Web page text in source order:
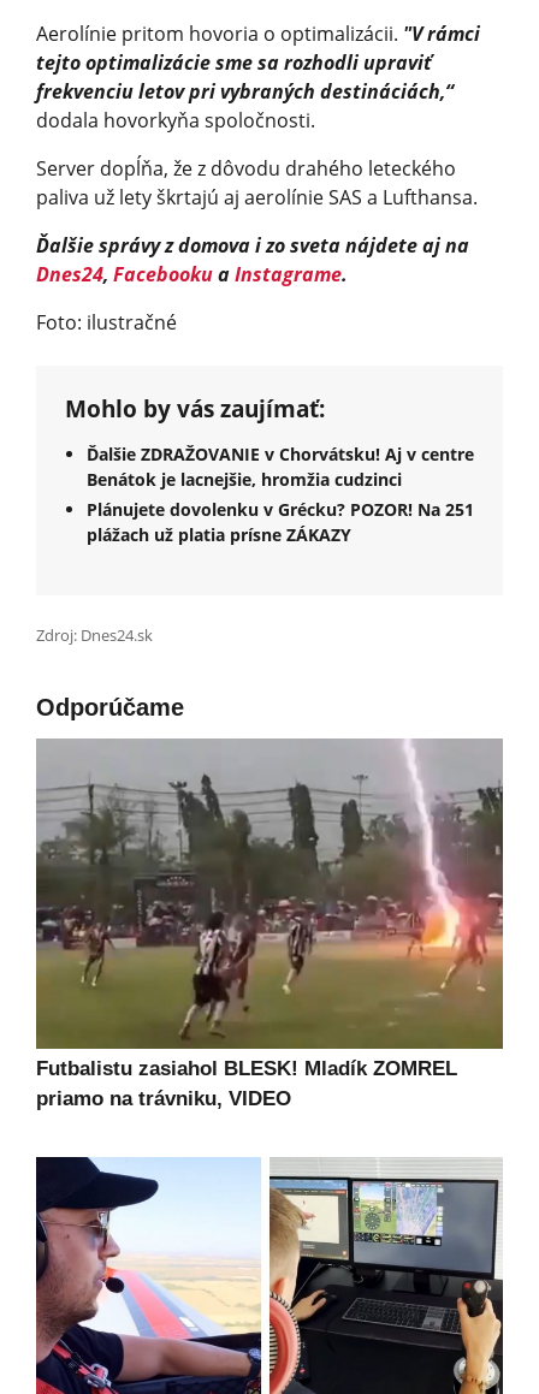
Aerolínie pritom hovoria o optimalizácii. "V rámci
tejto optimalizácie sme sa rozhodli upraviť
frekvenciu letov pri vybraných destináciách,“
dodala hovorkyňa spoločnosti.
Server dopĺňa, že z dôvodu drahého leteckého
paliva už lety škrtajú aj aerolínie SAS a Lufthansa.
Ďalšie správy z domova i zo sveta nájdete aj na
Dnes24, FacebookuaInstagrame.
Foto: ilustračné
Mohlo by vás zaujímať:
Ďalšie ZDRAŽOVANIE v Chorvátsku! Aj v centre
Benátok je lacnejšie, hromžia cudzinci
Plánujete dovolenku v Grécku? POZOR! Na 251
plážach už platia prísne ZÁKAZY
Zdroj: Dnes24.sk
Odporúčame
Futbalistu zasiahol BLESK! Mladík ZOMREL
priamo na trávniku, VIDEO